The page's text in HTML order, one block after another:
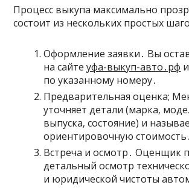
Процесс выкупа максимально
состоит из нескольких простых
Оформление заявки․ Вы
на сайтеуфа-выкуп-авто․рф
по указанному номеру․
Предварительная оценка;
уточняет детали (марка‚
выпуска‚ состояние) и
ориентировочную стоимость․
Встреча и осмотр․ Оценщик
детальный осмотр
и юридической чистоты